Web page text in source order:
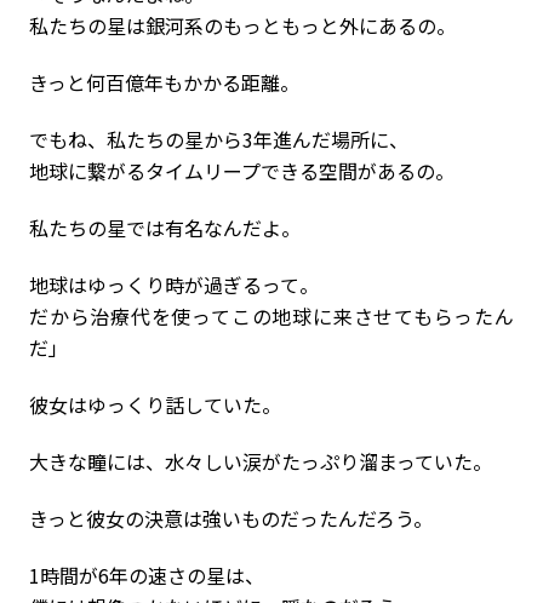
私たちの星は銀河系のもっともっと外にあるの。
きっと何百億年もかかる距離。
でもね、私たちの星から3年進んだ場所に、
地球に繋がるタイムリープできる空間があるの。
私たちの星では有名なんだよ。
地球はゆっくり時が過ぎるって。
だから治療代を使ってこの地球に来させてもらったん
だ」
彼女はゆっくり話していた。
大きな瞳には、水々しい涙がたっぷり溜まっていた。
きっと彼女の決意は強いものだったんだろう。
1時間が6年の速さの星は、